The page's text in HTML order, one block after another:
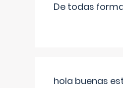
De todas
hola buenas